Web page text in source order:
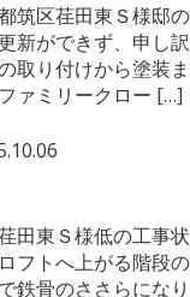
筑区荏田東Ｓ様邸の
新ができず、申し訳
取り付けから塗装ま
ァミリークロー […]
田東Ｓ様低の工事状
フトへ上がる階段の
鉄骨のささらになり